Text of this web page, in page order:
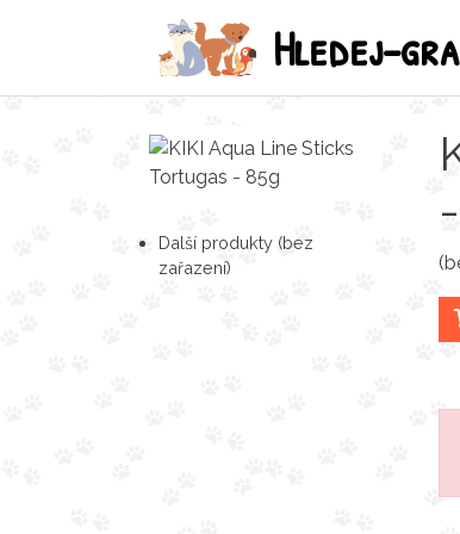
Hledej-
Další produkty (bez
zařazení)